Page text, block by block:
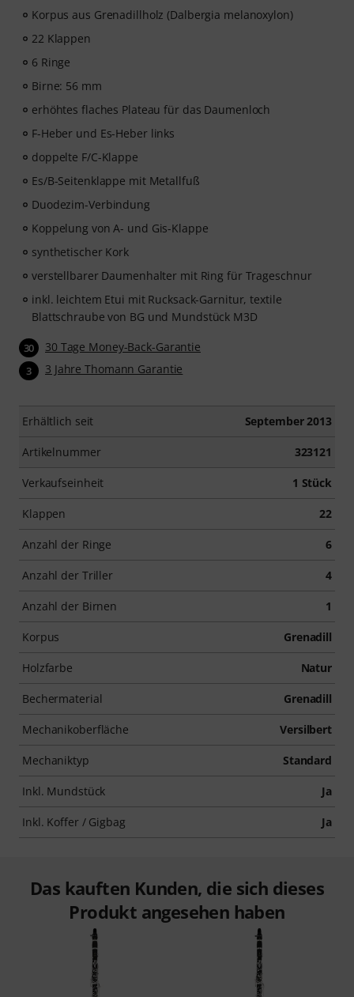
beim Spielen zu, analysiert jeden gespielten Ton und
gibt dir unmittelbar Rückmeldung zur Tonhöhe und
Rhythmus. Ergreife jetzt die Chance, deiner
Klarinettenfähigkeiten flexibel, effektiv und mit Freude
automatische Verlängerung!
Korpus aus Grenadillholz (Dalbergia melanoxylon)
22 Klappen
6 Ringe
Birne: 56 mm
erhöhtes flaches Plateau für das Daumenloch
F-Heber und Es-Heber links
doppelte F/C-Klappe
Es/B-Seitenklappe mit Metallfuß
Duodezim-Verbindung
Koppelung von A- und Gis-Klappe
synthetischer Kork
verstellbarer Daumenhalter mit Ring für Trageschnur
inkl. leichtem Etui mit Rucksack-Garnitur, textile
Blattschraube von BG und Mundstück M3D
30 30 Tage Money-Back-Garantie
3 3 Jahre Thomann Garantie
Erhältlich seit September 2013
Artikelnummer 323121
Verkaufseinheit 1 Stück
Klappen 22
Anzahl der Ringe 6
Anzahl der Triller 4
Anzahl der Birnen 1
Korpus Grenadill
Holzfarbe Natur
Bechermaterial Grenadill
Mechanikoberfläche Versilbert
Mechaniktyp Standard
Inkl. Mundstück Ja
Inkl. Koffer / Gigbag Ja
Das kauften Kunden, die sich dieses
Produkt angesehen haben